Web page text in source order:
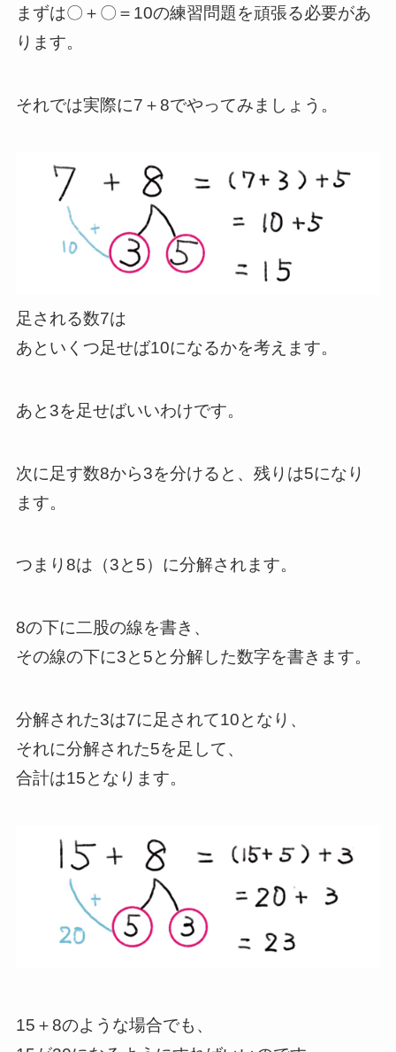
まずは〇＋〇＝10の練習問題を頑張る必要があ
ります。
それでは実際に7＋8でやってみましょう。
足される数7は
あといくつ足せば10になるかを考えます。
あと3を足せばいいわけです。
次に足す数8から3を分けると、残りは5になり
ます。
つまり8は（3と5）に分解されます。
8の下に二股の線を書き、
その線の下に3と5と分解した数字を書きます。
分解された3は7に足されて10となり、
それに分解された5を足して、
合計は15となります。
15＋8のような場合でも、